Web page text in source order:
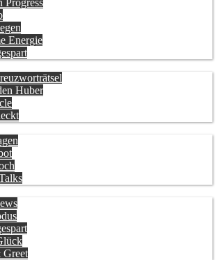
Progress
Energie
Huber
Greet